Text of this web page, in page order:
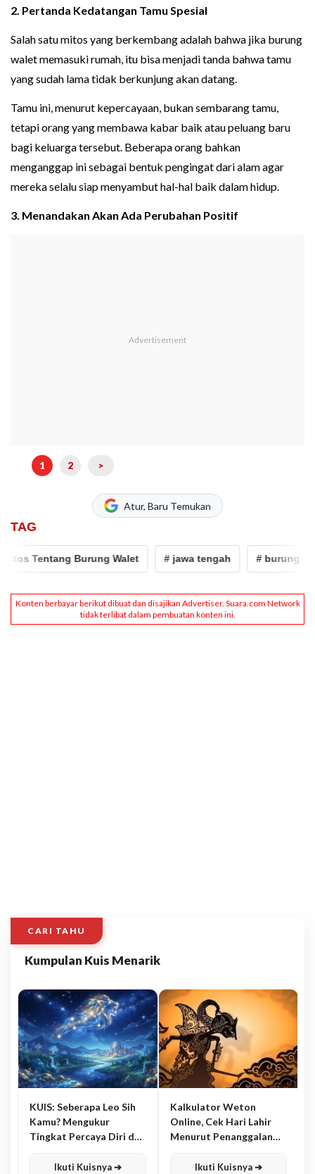
2. Pertanda Kedatangan Tamu Spesial
Salah satu mitos yang berkembang adalah bahwa jika burung
walet memasuki rumah, itu bisa menjadi tanda bahwa tamu
yang sudah lama tidak berkunjung akan datang.
Tamu ini, menurut kepercayaan, bukan sembarang tamu,
tetapi orang yang membawa kabar baik atau peluang baru
bagi keluarga tersebut. Beberapa orang bahkan
menganggap ini sebagai bentuk pengingat dari alam agar
mereka selalu siap menyambut hal-hal baik dalam hidup.
3. Menandakan Akan Ada Perubahan Positif
1 2 >
Atur, Baru Temukan
TAG
Tentang Burung Walet # jawa tengah # burung walet
CARI TAHU
Kumpulan Kuis Menarik
KUIS: Seberapa Leo Sih
Kamu? Mengukur
Tingkat Percaya Diri dan
Ikuti Kuisnya ➔
Kalkulator Weton
Online, Cek Hari Lahir
Menurut Penanggalan
Ikuti Kuisnya ➔